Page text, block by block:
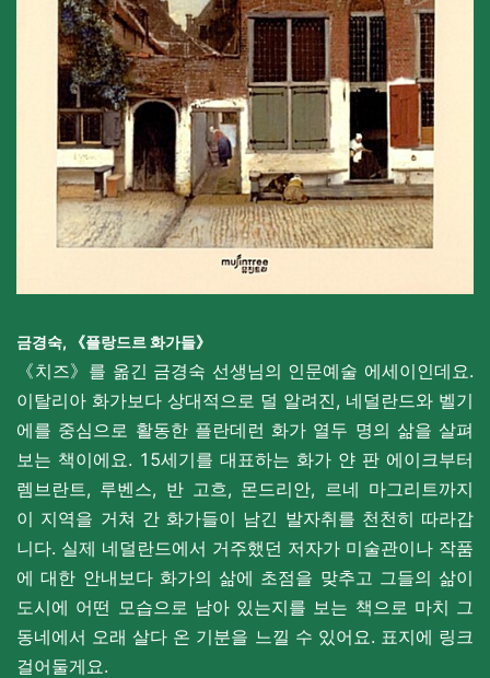
금경숙, 《플랑드르 화가들》
《치즈》를 옮긴 금경숙 선생님의 인문예술 에세이인데요.
이탈리아 화가보다 상대적으로 덜 알려진, 네덜란드와 벨기
에를 중심으로 활동한 플란데런 화가 열두 명의 삶을 살펴
보는 책이에요. 15세기를 대표하는 화가 얀 판 에이크부터
렘브란트, 루벤스, 반 고흐, 몬드리안, 르네 마그리트까지
이 지역을 거쳐 간 화가들이 남긴 발자취를 천천히 따라갑
니다. 실제 네덜란드에서 거주했던 저자가 미술관이나 작품
에 대한 안내보다 화가의 삶에 초점을 맞추고 그들의 삶이
도시에 어떤 모습으로 남아 있는지를 보는 책으로 마치 그
동네에서 오래 살다 온 기분을 느낄 수 있어요. 표지에 링크
걸어둘게요.